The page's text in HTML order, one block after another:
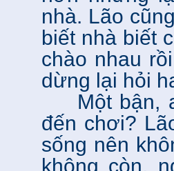
nhà. Lão
biết nhà biết
chào nhau
dừng lại hỏi
Một bận,
đến chơi?
sống nên
không còn,